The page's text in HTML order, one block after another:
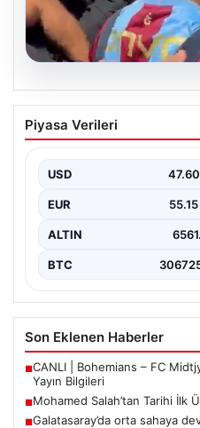
05.08.2026
Mohamed
Başarı
önemli bir dönüm noktasına
hücum…
Piyasa Verileri
USD 47.60
EUR 55.15
ALTIN
BTC
Son Eklenen Haberler
■CANLI | Bohemians – FC
Yayın Bilgileri
■Mohamed Salah’tan Tarihi İlk
■Galatasaray’da orta sahaya